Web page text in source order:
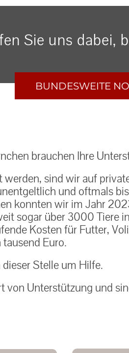
Sie uns dabei,
BUNDESWEITE
brauchen Ihre
sind wir auf
und oftmals
konnten wir im Jahr
sogar über 3000 Tiere
Kosten für Futter,
Euro.
Stelle um Hilfe.
von Unterstützung und